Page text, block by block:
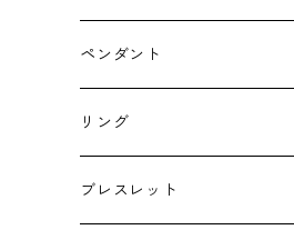
ゴールド・プラチナ
シルバー
ペンダント
ゴールド
シルバー
リング
ゴールド
ブレスレット